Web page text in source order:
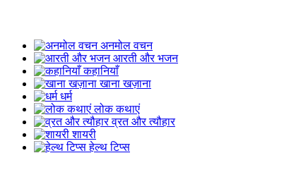
अनमोल वचन
आरती और भजन
कहानियाँ
खाना खज़ाना
धर्म
लोक कथाएं
व्रत और त्यौहार
शायरी
हेल्थ टिप्स